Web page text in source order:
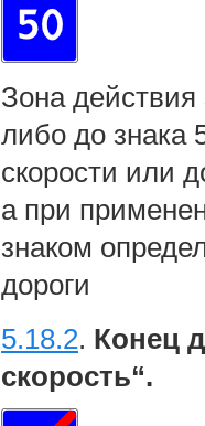
Зона действия
либо до знака
скорости или
а при
знаком
дороги
5.18.2. Конец
скорость“.